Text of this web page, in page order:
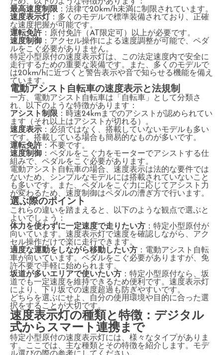
最高速度制限 ：法律で20km/h未満に制限されています。
速度表示灯
：多くのモデルで標準装備されており、正確
な速度把握が可能です。
運転免許：原付免許（AT限定可）以上が必要です。
速度制御 ：アクセル操作による速度調整が可能で、ペダ
ルをこぐ必要がありません。
特定小型原付の速度表示灯は、この法定速度内で安全に
走行するための重要な装備です。また、多くのモデルで
は20km/hに近づくと警告表示や音で知らせる機能を備え
ています。
電動アシスト自転車の速度表示と法規制
一方、電動アシスト自転車は「自転車」として分類さ
れ、以下のような特徴があります：
アシスト制限 ：時速24kmまでのアシストが認められてい
ます（それ以上はアシストが切れる）。
速度表示 ：必須ではなく、搭載していないモデルも多い
です。搭載している場合も簡易的なものが多いです。
運転免許：不要です。
速度制御 ：ペダルをこぐ力をモーターでアシストする仕
組みで、ペダルをこぐ必要があります。
電動アシスト自転車の場合、速度表示は法的な要件では
ないため、シンプルなモデルには搭載されていないこと
も多いです。また、ペダルをこぐ力に応じてアシスト力
が変わるため、速度制御はペダルの漕ぎ方で行います。
選ぶ際のポイント
これらの違いを踏まえると、以下のような観点で選ぶと
よいでしょう：
体力を使わずに一定速度で走りたい方 ：特定小型原付が
向いています。速度表示灯で速度を確認しながら、アク
セル操作だけで楽に走行できます。
適度な運動をしながら移動したい方 ：電動アシスト自転
車が向いています。ペダルをこぐ必要がありますが、免
許不要で手軽に始められます。
坂道が多いエリアで使いたい方 ：特定小型原付なら、坂
道でも一定速度を維持できるため便利です。速度表示灯
により、下り坂での速度超過も防ぎやすいです。
どちらを選ぶにせよ、自分の使用環境や目的に合った選
択をすることが大切です。
速度表示灯の種類と特徴：デジタル
式からスマート連携まで
特定小型原付の速度表示灯には、様々なタイプがありま
す。ここでは、主な種類とその特徴を紹介します。モデ